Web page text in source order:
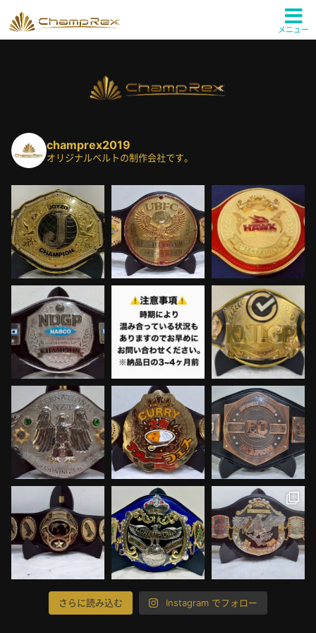
メニュー
champrex2019
オリジナルベルトの制作会社です。
さらに読み込む Instagram でフォロー